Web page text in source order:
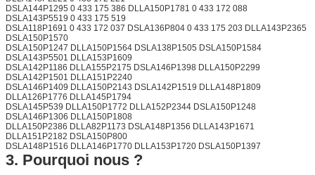
DSLA144P1295 0 433 175 386 DLLA150P1781 0 433 172 088
DSLA143P5519 0 433 175 519
DSLA118P1691 0 433 172 037 DSLA136P804 0 433 175 203 DLLA143P2365
DSLA150P1570
DSLA150P1247 DLLA150P1564 DSLA138P1505 DSLA150P1584
DSLA143P5501 DLLA153P1609
DSLA142P1186 DLLA155P2175 DSLA146P1398 DLLA150P2299
DSLA142P1501 DLLA151P2240
DSLA146P1409 DLLA150P2143 DSLA142P1519 DLLA148P1809
DLLA126P1776 DLLA145P1794
DSLA145P539 DLLA150P1772 DLLA152P2344 DSLA150P1248
DSLA146P1306 DLLA150P1808
DLLA150P2386 DLLA82P1173 DSLA148P1356 DLLA143P1671
DLLA151P2182 DSLA150P800
DSLA148P1516 DLLA146P1770 DLLA153P1720 DSLA150P1397
3. Pourquoi nous ?